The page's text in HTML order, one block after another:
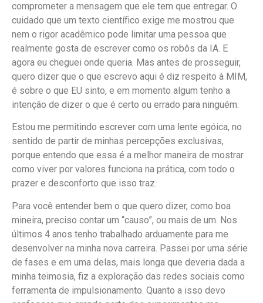
comprometer a mensagem que ele tem que entregar. O
cuidado que um texto científico exige me mostrou que
nem o rigor acadêmico pode limitar uma pessoa que
realmente gosta de escrever como os robôs da IA. E
agora eu cheguei onde queria. Mas antes de prosseguir,
quero dizer que o que escrevo aqui é diz respeito à MIM,
é sobre o que EU sinto, e em momento algum tenho a
intenção de dizer o que é certo ou errado para ninguém.
Estou me permitindo escrever com uma lente egóica, no
sentido de partir de minhas percepções exclusivas,
porque entendo que essa é a melhor maneira de mostrar
como viver por valores funciona na prática, com todo o
prazer e desconforto que isso traz.
Para você entender bem o que quero dizer, como boa
mineira, preciso contar um “causo”, ou mais de um. Nos
últimos 4 anos tenho trabalhado arduamente para me
desenvolver na minha nova carreira. Passei por uma série
de fases e em uma delas, mais longa que deveria dada a
minha teimosia, fiz a exploração das redes sociais como
ferramenta de impulsionamento. Quanto a isso devo